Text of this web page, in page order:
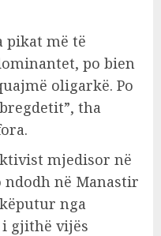
pikat më të
po bien
oligarkë. Po
tha
mjedisor në
ndodh në Manastir
nga
gjithë vijës